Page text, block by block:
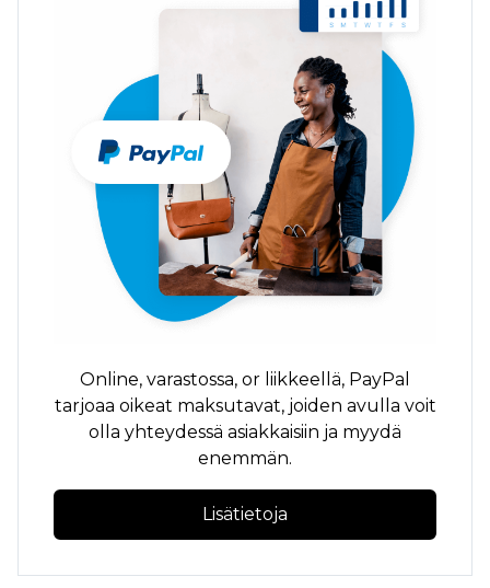
Online, varastossa, or liikkeellä, PayPal
tarjoaa oikeat maksutavat, joiden avulla voit
olla yhteydessä asiakkaisiin ja myydä
enemmän.
Lisätietoja